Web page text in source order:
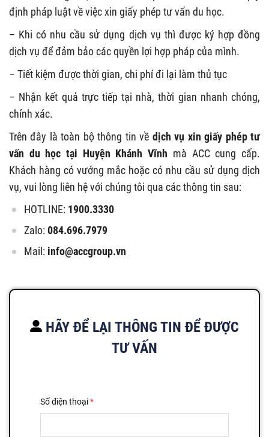
định pháp luật về việc xin giấy phép tư vấn du học.
– Khi có nhu cầu sử dụng dịch vụ thì được ký hợp đồng
dịch vụ để đảm bảo các quyền lợi hợp pháp của mình.
– Tiết kiệm được thời gian, chi phí đi lại làm thủ tục
– Nhận kết quả trực tiếp tại nhà, thời gian nhanh chóng,
chính xác.
Trên đây là toàn bộ thông tin về dịch vụ xin giấy phép tư
vấn du học tại Huyện Khánh Vĩnh mà ACC cung cấp.
Khách hàng có vướng mắc hoặc có nhu cầu sử dụng dịch
vụ, vui lòng liên hệ với chúng tôi qua các thông tin sau:
HOTLINE: 1900.3330
Zalo:084.696.7979
Mail: info@accgroup.vn
HÃY ĐỂ LẠI THÔNG TIN ĐỂ ĐƯỢC
TƯ VẤN